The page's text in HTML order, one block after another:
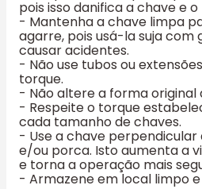
pois isso danifica a chave e
- Mantenha a chave limpa
agarre, pois usá-la suja com
causar acidentes.
- Não use tubos ou
torque.
- Não altere a forma original
- Respeite o torque
cada tamanho de chaves.
- Use a chave perpendicular
e/ou porca. Isto aumenta a
e torna a operação mais
- Armazene em local limpo e